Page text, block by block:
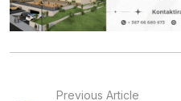
Previous Article